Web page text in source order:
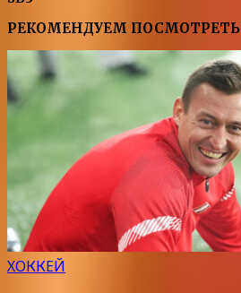
РЕКОМЕНДУЕМ ПОСМОТРЕТЬ
ХОККЕЙ